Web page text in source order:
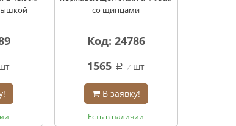
со щипцами
Код: 24786
1565 q шт
В заявку!
Есть в наличии